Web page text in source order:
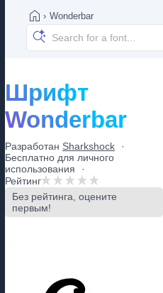
› Wonderbar
Шрифт
Wonderbar
Разработан Sharkshock
Бесплатно для личного
использования
Рейтинг
Без рейтинга, оцените
первым!